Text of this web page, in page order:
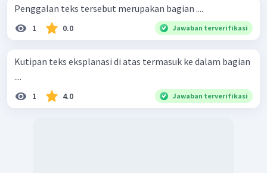
embrio, ilmuwan menyimpulkan, hewan dengan panjang
sekitar 4 meter itu berkembang biak dengan cara
Penggalan teks tersebut merupakan bagian ....
1 0.0 Jawaban terverifikasi
Kutipan teks eksplanasi di atas termasuk ke dalam bagian
....
1 4.0 Jawaban terverifikasi